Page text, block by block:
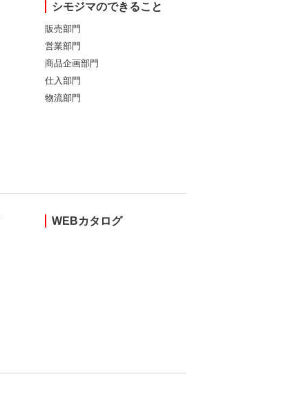
シモジマのできること
販売部門
営業部門
商品企画部門
仕入部門
物流部門
WEBカタログ